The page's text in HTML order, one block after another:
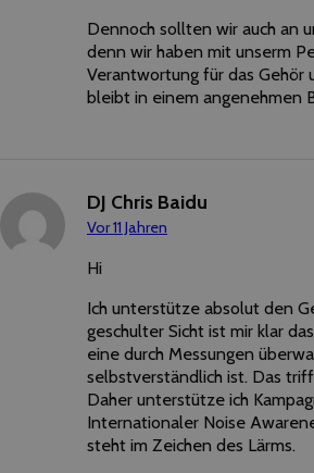
Dennoch sollten wir auch an
denn wir haben mit unserm
Verantwortung für das Gehör
bleibt in einem angenehmen
DJ Chris Baidu
Vor 11 Jahren
Hi
Ich unterstütze absolut den
geschulter Sicht ist mir klar
eine durch Messungen
selbstverständlich ist. Das
Daher unterstütze ich
Internationaler Noise
steht im Zeichen des Lärms.